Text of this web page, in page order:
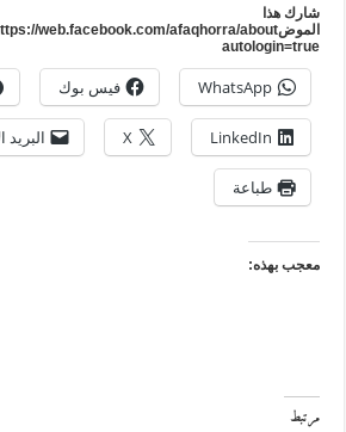
هذا
WhatsApp فيس بوك
LinkedIn
X البريد
طباعة
بهذه: